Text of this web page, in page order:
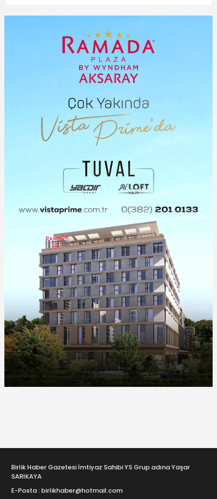
Birlik Haber Gazetesi İmtiyaz Sahibi YS Grup adına Yaşar
SARIKAYA
E-Posta : birlikhaber@hotmail.com